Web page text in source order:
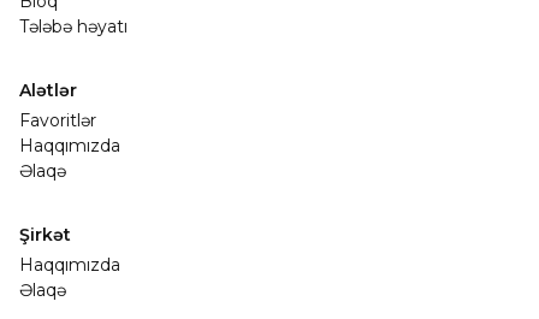
Tələbə həyatı
Alətlər
Favoritlər
Haqqımızda
Əlaqə
Şirkət
Haqqımızda
Əlaqə